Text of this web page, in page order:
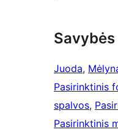
Savybės
Juoda,
Pasirinktinis
spalvos,
Pasirinktinis